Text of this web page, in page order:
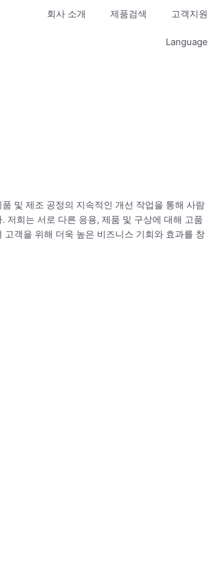
회사 소개 제품검색 고객지원
Language
및 제조 공정의 지속적인 개선 작업을 통해 사람
저희는 서로 다른 응용, 제품 및 구상에 대해 고품
객을 위해 더욱 높은 비즈니스 기회와 효과를 창